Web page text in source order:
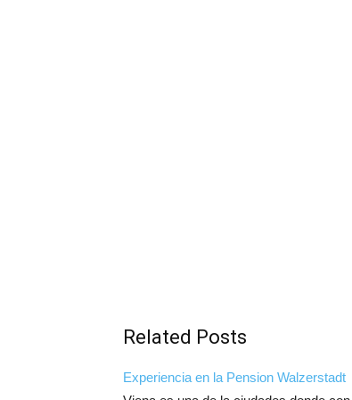
Related Posts
Experiencia en la Pension Walzerstadt